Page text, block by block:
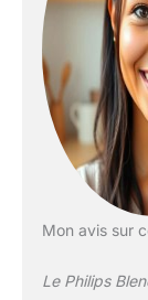
Mon avis sur
Le Philips